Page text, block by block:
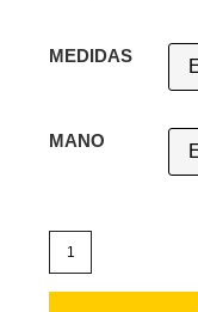
MEDIDAS
MANO